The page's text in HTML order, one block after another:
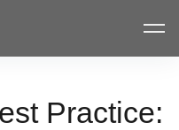
Practice: